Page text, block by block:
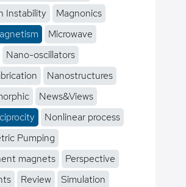
Instability
Magnonics
Microwave
Nano-oscillators
Nanostructures
News&Views
Nonlinear process
Pumping
magnets
Perspective
Review
Simulation